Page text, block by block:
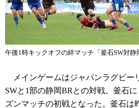
午後1時キックオフの絆マッチ「釜石SW対静
メインゲームはジャパンラグビー
SWと1部の静岡BRとの対戦。釜石
ズンマッチの初戦となった。釜石は